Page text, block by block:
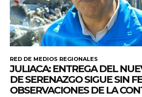
RED DE MEDIOS REGIONALES
JULIACA: ENTREGA DEL
DE SERENAZGO SIGUE SIN
OBSERVACIONES DE LA